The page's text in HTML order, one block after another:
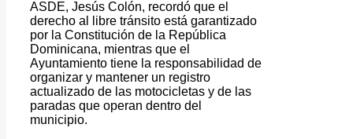
ASDE, Jesús Colón, recordó que el
derecho al libre tránsito está garantizado
por la Constitución de la República
Dominicana, mientras que el
Ayuntamiento tiene la responsabilidad de
organizar y mantener un registro
actualizado de las motocicletas y de las
paradas que operan dentro del
municipio.